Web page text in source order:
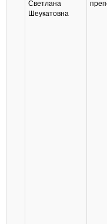
Светлана
Шеукатовна